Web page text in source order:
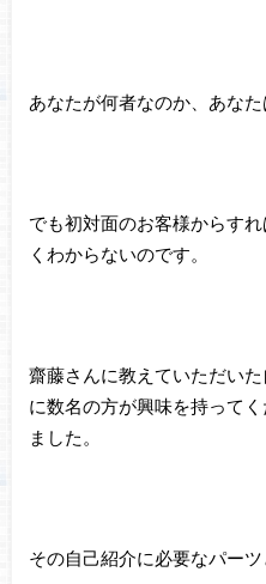
あなたが何者なのか、あな
でも初対面のお客様からす
くわからないのです。
齋藤さんに教えていただい
に数名の方が興味を持って
ました。
その自己紹介に必要なパーツ